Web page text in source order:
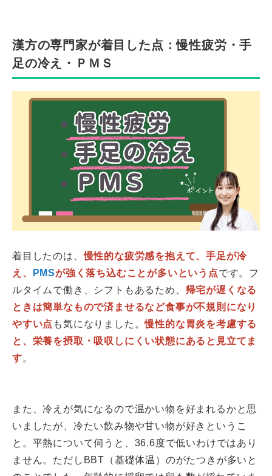
漢方の専門家が着目した点：慢性疲労・手
足の冷え・ＰＭＳ
着目したのは、慢性的な疲労感を抱えて、手足が冷
え、
PMSが強く落ち込むことが多いという点です。フ
ルタイムで働き、シフトもあるため、 帰宅が遅くなる
ときは簡単なもので済ませるなど食事が不規則になり
やすい点 も気になりました。慢性的な胃炎を考慮する
と、栄養を摂取・吸収しにくい状態にあると見立てま
す。
また、冷えが気になるので温かい物を好まれるかと思
いましたが、冷たい飲み物や甘い物が好きというこ
と。平熱について伺うと、36.6度で低いわけではあり
ません。ただしBBT（基礎体温）のがたつきが多いと